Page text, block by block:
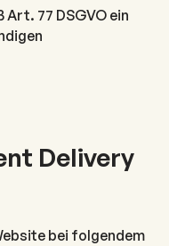
77 DSGVO ein
Delivery
bei folgendem